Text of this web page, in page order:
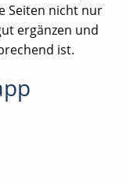
Seiten nicht nur
ergänzen und
ist.